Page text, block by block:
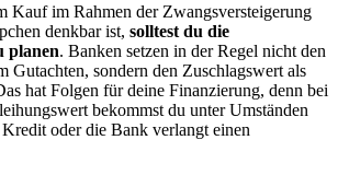
Kauf im Rahmen der Zwangsversteigerung
denkbar ist, solltest du die
planen. Banken setzen in der Regel nicht den
Gutachten, sondern den Zuschlagswert als
hat Folgen für deine Finanzierung, denn bei
bekommst du unter Umständen
oder die Bank verlangt einen